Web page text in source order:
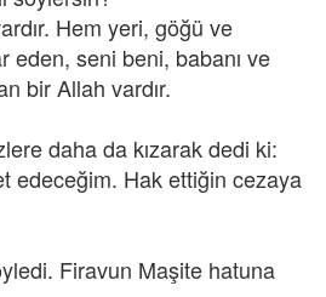
Hem yeri, göğü ve
eden, seni beni, babanı ve
bir Allah vardır.
daha da kızarak dedi ki:
edeceğim. Hak ettiğin cezaya
Firavun Maşite hatuna